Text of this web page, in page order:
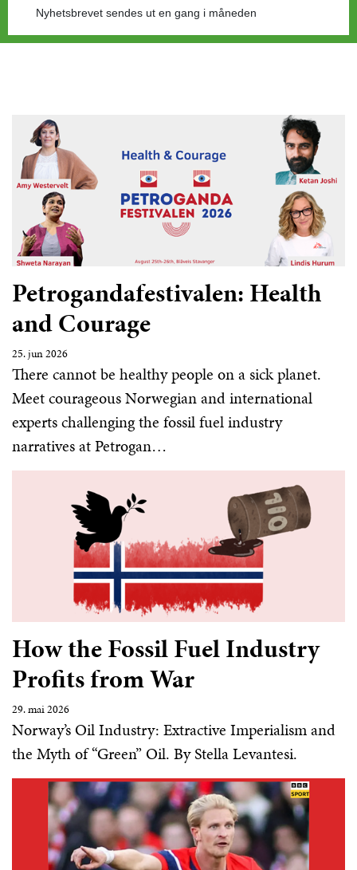
Nyhetsbrevet sendes ut en gang i måneden
Petrogandafestivalen: Health
and Courage
25. jun 2026
There cannot be healthy people on a sick planet.
Meet courageous Norwegian and international
experts challenging the fossil fuel industry
narratives at Petrogan…
How the Fossil Fuel Industry
Profits from War
29. mai 2026
Norway’s Oil Industry: Extractive Imperialism and
the Myth of “Green” Oil. By Stella Levantesi.